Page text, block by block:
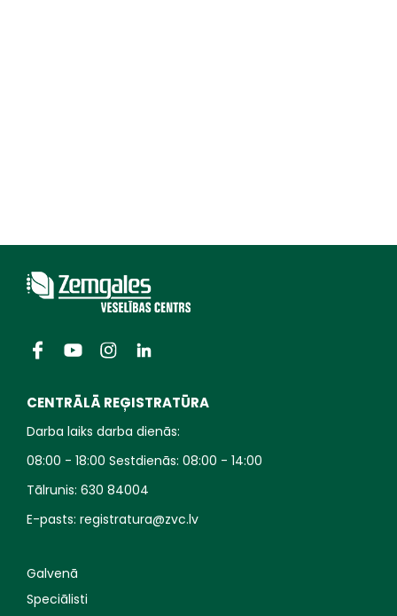
CENTRĀLĀ REĢISTRATŪRA
Darba laiks darba dienās:
08:00 - 18:00 Sestdienās: 08:00 - 14:00
Tālrunis: 630 84004
E-pasts: registratura@zvc.lv
Galvenā
Speciālisti